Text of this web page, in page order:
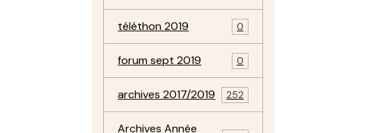
téléthon 2019 0
forum sept 2019 0
archives 2017/2019 252
Archives Année